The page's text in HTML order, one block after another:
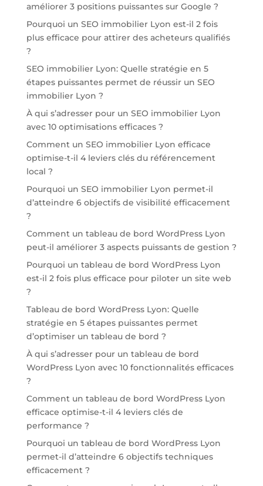
améliorer 3 positions puissantes sur Google ?
Pourquoi un SEO immobilier Lyon est-il 2 fois
plus efficace pour attirer des acheteurs qualifiés
?
SEO immobilier Lyon: Quelle stratégie en 5
étapes puissantes permet de réussir un SEO
immobilier Lyon ?
À qui s’adresser pour un SEO immobilier Lyon
avec 10 optimisations efficaces ?
Comment un SEO immobilier Lyon efficace
optimise-t-il 4 leviers clés du référencement
local ?
Pourquoi un SEO immobilier Lyon permet-il
d’atteindre 6 objectifs de visibilité efficacement
?
Comment un tableau de bord WordPress Lyon
peut-il améliorer 3 aspects puissants de gestion ?
Pourquoi un tableau de bord WordPress Lyon
est-il 2 fois plus efficace pour piloter un site web
?
Tableau de bord WordPress Lyon: Quelle
stratégie en 5 étapes puissantes permet
d’optimiser un tableau de bord ?
À qui s’adresser pour un tableau de bord
WordPress Lyon avec 10 fonctionnalités efficaces
?
Comment un tableau de bord WordPress Lyon
efficace optimise-t-il 4 leviers clés de
performance ?
Pourquoi un tableau de bord WordPress Lyon
permet-il d’atteindre 6 objectifs techniques
efficacement ?